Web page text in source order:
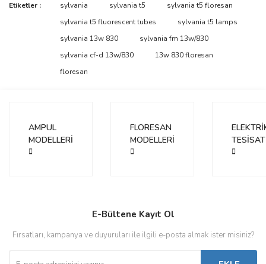
Etiketler : sylvania sylvania t5
sylvania t5 floresan
sylvania t5 fluorescent tubes
sylvania t5 lamps
sylvania 13w 830
sylvania fm 13w/830
sylvania cf-d 13w/830
13w 830 floresan
floresan
AMPUL
MODELLERİ
FLORESAN
MODELLERİ
TESİSAT
E-Bültene Kayıt Ol
Fırsatları, kampanya ve duyuruları ile ilgili e-posta almak ister misiniz?